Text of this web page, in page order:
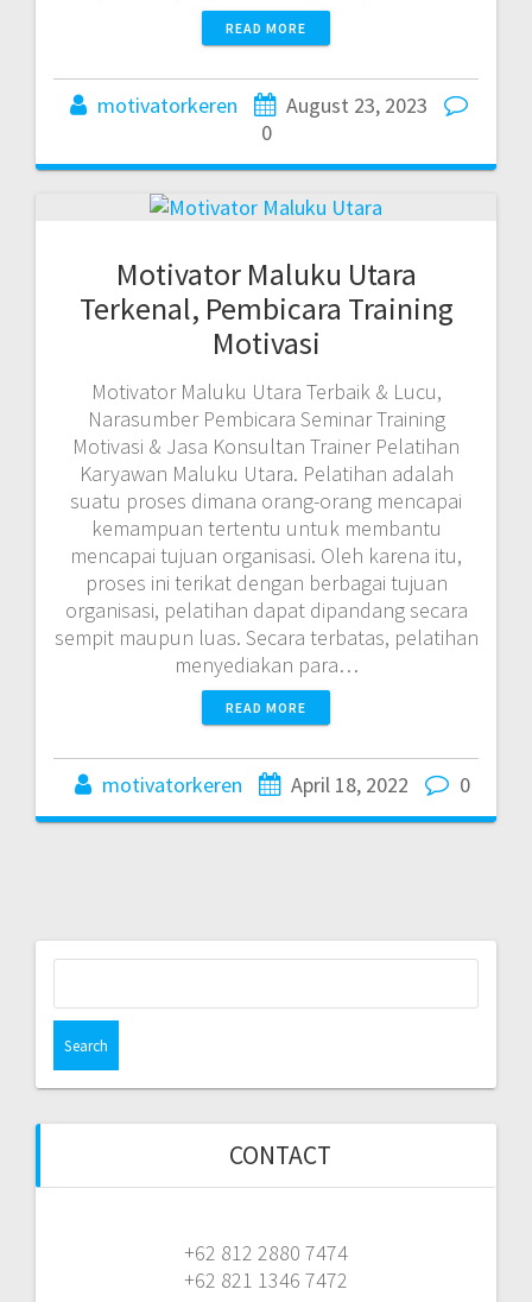
READ MORE
motivatorkeren
August 23, 2023
0
Motivator Maluku Utara
Terkenal, Pembicara Training
Motivasi
Motivator Maluku Utara Terbaik & Lucu,
Narasumber Pembicara Seminar Training
Motivasi & Jasa Konsultan Trainer Pelatihan
Karyawan Maluku Utara. Pelatihan adalah
suatu proses dimana orang-orang mencapai
kemampuan tertentu untuk membantu
mencapai tujuan organisasi. Oleh karena itu,
proses ini terikat dengan berbagai tujuan
organisasi, pelatihan dapat dipandang secara
sempit maupun luas. Secara terbatas, pelatihan
menyediakan para…
READ MORE
motivatorkeren April 18, 2022 0
CONTACT
+62 812 2880 7474
+62 821 1346 7472